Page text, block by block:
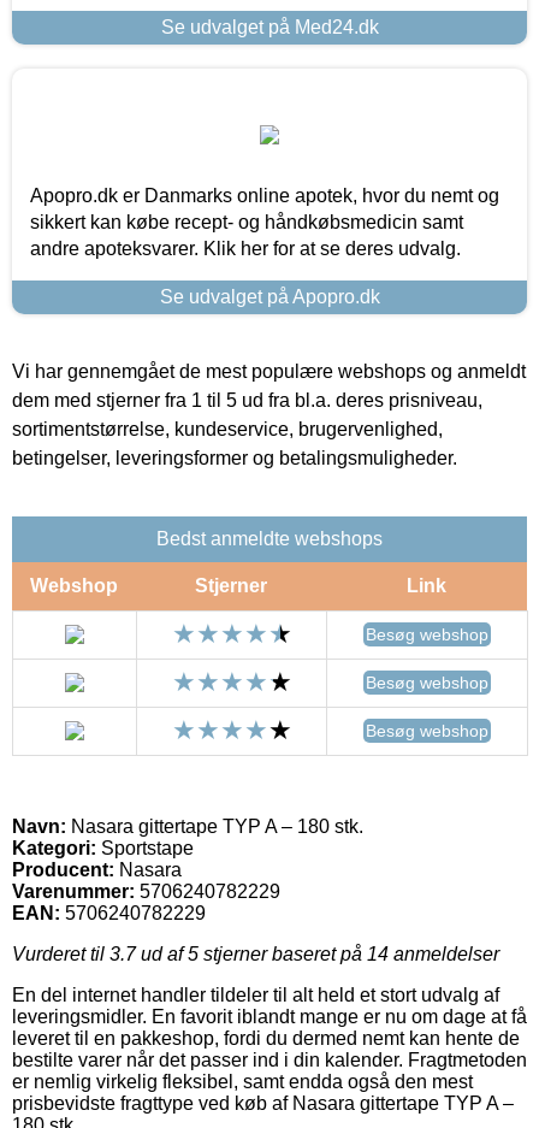
Se udvalget på Med24.dk
Apopro.dk er Danmarks online apotek, hvor du nemt og
sikkert kan købe recept- og håndkøbsmedicin samt
andre apoteksvarer. Klik her for at se deres udvalg.
Se udvalget på Apopro.dk
Vi har gennemgået de mest populære webshops og anmeldt
dem med stjerner fra 1 til 5 ud fra bl.a. deres prisniveau,
sortimentstørrelse, kundeservice, brugervenlighed,
betingelser, leveringsformer og betalingsmuligheder.
Bedst anmeldte webshops
Webshop Stjerner Link
Besøg webshop
Besøg webshop
Besøg webshop
Navn: Nasara gittertape TYP A – 180 stk.
Kategori: Sportstape
Producent: Nasara
Varenummer: 5706240782229
EAN: 5706240782229
Vurderet til 3.7ud af 5 stjerner baseret på 14 anmeldelser
En del internet handler tildeler til alt held et stort udvalg af
leveringsmidler. En favorit iblandt mange er nu om dage at få
leveret til en pakkeshop, fordi du dermed nemt kan hente de
bestilte varer når det passer ind i din kalender. Fragtmetoden
er nemlig virkelig fleksibel, samt endda også den mest
prisbevidste fragttype ved køb af Nasara gittertape TYP A –